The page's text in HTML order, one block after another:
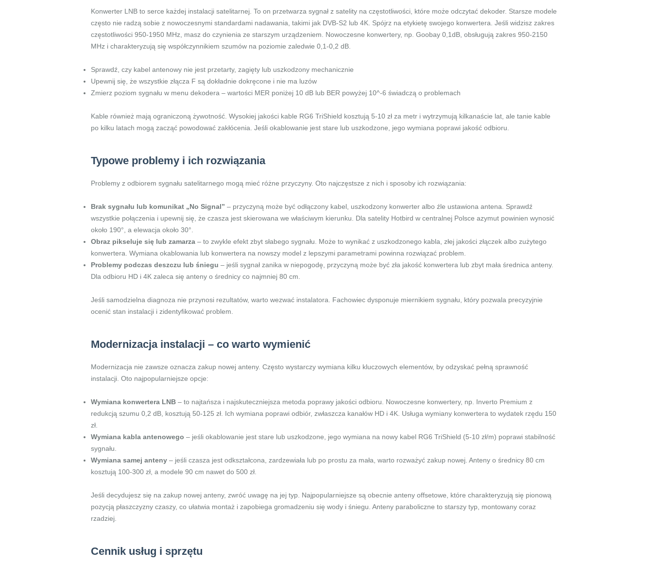
Konwerter LNB to serce każdej instalacji satelitarnej. To on przetwarza sygnał z satelity na częstotliwości, które może odczytać dekoder. Starsze modele
często nie radzą sobie z nowoczesnymi standardami nadawania, takimi jak DVB-S2 lub 4K. Spójrz na etykietę swojego konwertera. Jeśli widzisz zakres
częstotliwości 950-1950 MHz, masz do czynienia ze starszym urządzeniem. Nowoczesne konwertery, np. Goobay 0,1dB, obsługują zakres 950-2150
MHz i charakteryzują się współczynnikiem szumów na poziomie zaledwie 0,1-0,2 dB.
Sprawdź, czy kabel antenowy nie jest przetarty, zagięty lub uszkodzony mechanicznie
Upewnij się, że wszystkie złącza F są dokładnie dokręcone i nie ma luzów
Zmierz poziom sygnału w menu dekodera – wartości MER poniżej 10 dB lub BER powyżej 10^-6 świadczą o problemach
Kable również mają ograniczoną żywotność. Wysokiej jakości kable RG6 TriShield kosztują 5-10 zł za metr i wytrzymują kilkanaście lat, ale tanie kable
po kilku latach mogą zacząć powodować zakłócenia. Jeśli okablowanie jest stare lub uszkodzone, jego wymiana poprawi jakość odbioru.
Typowe problemy i ich rozwiązania
Problemy z odbiorem sygnału satelitarnego mogą mieć różne przyczyny. Oto najczęstsze z nich i sposoby ich rozwiązania:
Brak sygnału lub komunikat „No Signal” – przyczyną może być odłączony kabel, uszkodzony konwerter albo źle ustawiona antena. Sprawdź
wszystkie połączenia i upewnij się, że czasza jest skierowana we właściwym kierunku. Dla satelity Hotbird w centralnej Polsce azymut powinien wynosić
około 190°, a elewacja około 30°.
Obraz pikseluje się lub zamarza – to zwykle efekt zbyt słabego sygnału. Może to wynikać z uszkodzonego kabla, złej jakości złączek albo zużytego
konwertera. Wymiana okablowania lub konwertera na nowszy model z lepszymi parametrami powinna rozwiązać problem.
Problemy podczas deszczu lub śniegu – jeśli sygnał zanika w niepogodę, przyczyną może być zła jakość konwertera lub zbyt mała średnica anteny.
Dla odbioru HD i 4K zaleca się anteny o średnicy co najmniej 80 cm.
Jeśli samodzielna diagnoza nie przynosi rezultatów, warto wezwać instalatora. Fachowiec dysponuje miernikiem sygnału, który pozwala precyzyjnie
ocenić stan instalacji i zidentyfikować problem.
Modernizacja instalacji – co warto wymienić
Modernizacja nie zawsze oznacza zakup nowej anteny. Często wystarczy wymiana kilku kluczowych elementów, by odzyskać pełną sprawność
instalacji. Oto najpopularniejsze opcje:
Wymiana konwertera LNB – to najtańsza i najskuteczniejsza metoda poprawy jakości odbioru. Nowoczesne konwertery, np. Inverto Premium z
redukcją szumu 0,2 dB, kosztują 50-125 zł. Ich wymiana poprawi odbiór, zwłaszcza kanałów HD i 4K. Usługa wymiany konwertera to wydatek rzędu 150
zł.
Wymiana kabla antenowego – jeśli okablowanie jest stare lub uszkodzone, jego wymiana na nowy kabel RG6 TriShield (5-10 zł/m) poprawi stabilność
sygnału.
Wymiana samej anteny – jeśli czasza jest odkształcona, zardzewiała lub po prostu za mała, warto rozważyć zakup nowej. Anteny o średnicy 80 cm
kosztują 100-300 zł, a modele 90 cm nawet do 500 zł.
Jeśli decydujesz się na zakup nowej anteny, zwróć uwagę na jej typ. Najpopularniejsze są obecnie anteny offsetowe, które charakteryzują się pionową
pozycją płaszczyzny czaszy, co ułatwia montaż i zapobiega gromadzeniu się wody i śniegu. Anteny paraboliczne to starszy typ, montowany coraz
rzadziej.
Cennik usług i sprzętu